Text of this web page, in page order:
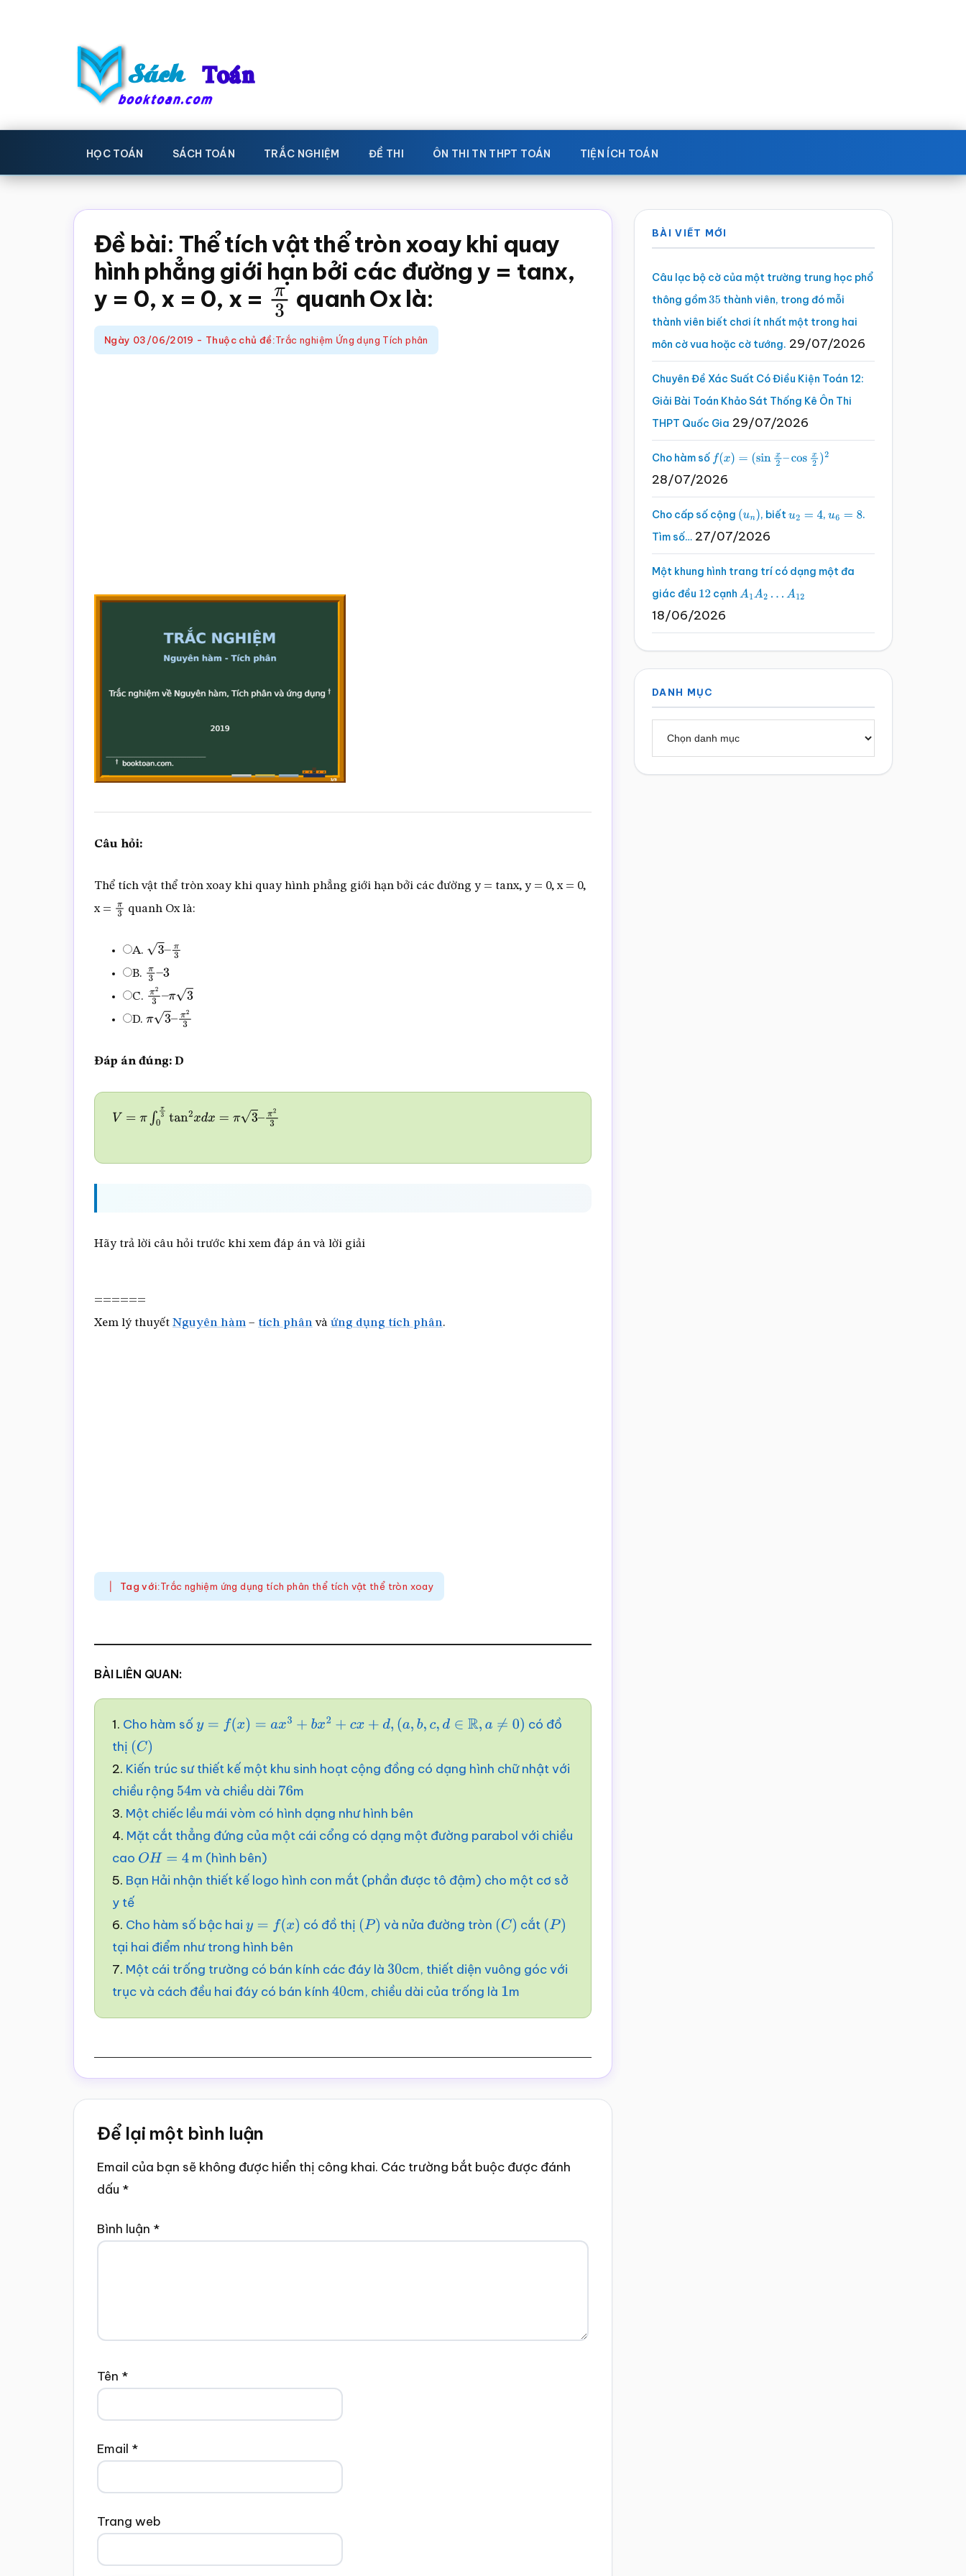
Sách
Toán
-
Học
toán
Học
toán,
toán,
Sách
giáo
khoa
Toán,
trắc
nghiệm
HỌC TOÁN SÁCH TOÁN TRẮC NGHIỆM ĐỀ THI ÔN THI TN THPT TOÁN TIỆN ÍCH TOÁN
Đề bài: Thể tích vật thể tròn xoay khi quay
hình phẳng giới hạn bởi các đường y = tanx,
y = 0, x = 0, x = π3quanh Ox là:
Ngày 03/06/2019 - Thuộc chủ đề:Trắc nghiệm Ứng dụng Tích phân
Câu hỏi:
Thể tích vật thể tròn xoay khi quay hình phẳng giới hạn bởi các đường y = tanx, y = 0, x = 0,
x = π quanh Ox là:
A. 3–π
B. π3
–
C. π2 –π 3
D. π 3–π 3
Đáp án đúng: D
V =π 0 π3tan2x dx=π 3– π2 3
Hãy trả lời câu hỏi trước khi xem đáp án và lời giải
======
Xem lý thuyết Nguyên hàm – tích phânvà ứng dụng tích phân.
Tag với:Trắc nghiệm ứng dụng tích phân thể tích vật thể tròn xoay
BÀI LIÊN QUAN:
1. Cho hàm số y=f( x)=a x3 +bx2 +c x+d ,(a,b, c,d∈ R,a ≠0 )
có đồ
thị (C)
2. Kiến trúc sư thiết kế một khu sinh hoạt cộng đồng có dạng hình chữ nhật với
chiều rộng 54m và chiều dài 76m
3. Một chiếc lều mái vòm có hình dạng như hình bên
4. Mặt cắt thẳng đứng của một cái cổng có dạng một đường parabol với chiều
cao OH= 4
m (hình bên)
5. Bạn Hải nhận thiết kế logo hình con mắt (phần được tô đậm) cho một cơ sở
y tế
6. Cho hàm số bậc hai y =f( x) có đồ thị (P) và nửa đường tròn (C) cắt (P)
tại hai điểm như trong hình bên
7. Một cái trống trường có bán kính các đáy là 30cm, thiết diện vuông góc với
trục và cách đều hai đáy có bán kính 40cm, chiều dài của trống là 1 m
Reader
Interactions
Để lại một bình luận
Email của bạn sẽ không được hiển thị công khai. Các trường bắt buộc được đánh
dấu *
Bình luận *
Tên *
Email *
Trang web
Sidebar
chính
BÀI VIẾT MỚI
Câu lạc bộ cờ của một trường trung học phổ
thông gồm35 thành viên, trong đó mỗi
thành viên biết chơi ít nhất một trong hai
môn cờ vua hoặc cờ tướng. 29/07/2026
Chuyên Đề Xác Suất Có Điều Kiện Toán 12:
Giải Bài Toán Khảo Sát Thống Kê Ôn Thi
THPT Quốc Gia 29/07/2026
Cho hàm số f(x)=(sinx2 –cosx2 )2
28/07/2026
Cho cấp số cộng (un), biếtu2 =4 , u6 =8
.
Tìm số… 27/07/2026
Một khung hình trang trí có dạng một đa
giác đều 12 cạnh A1A2…A 12
18/06/2026
DANH MỤC